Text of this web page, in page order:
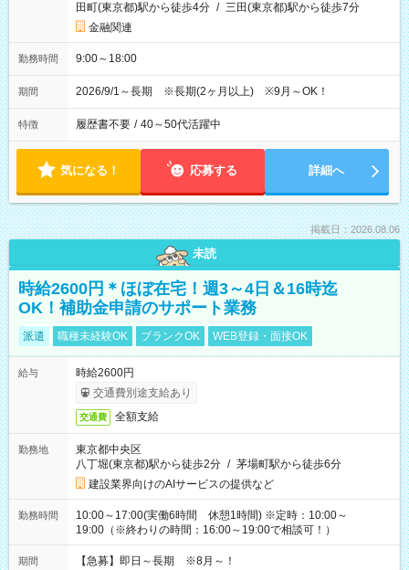
田町(東京都)駅から徒歩4分 / 三田(東京都)駅から徒歩7分
金融関連
勤務時間 9:00～18:00
期間 2026/9/1～長期 ※長期(2ヶ月以上) ※9月～OK！
特徴 履歴書不要 / 40～50代活躍中
気になる！ 応募する 詳細へ
掲載日：2026.08.06
未読
時給2600円＊ほぼ在宅！週3～4日＆16時迄
OK！補助金申請のサポート業務
派遣 職種未経験OK ブランクOK WEB登録・面接OK
給与
時給2600円
交通費別途支給あり
交通費 全額支給
勤務地
東京都中央区
八丁堀(東京都)駅から徒歩2分 / 茅場町駅から徒歩6分
建設業界向けのAIサービスの提供など
勤務時間
10:00～17:00(実働6時間 休憩1時間) ※定時：10:00～
19:00（※終わりの時間：16:00～19:00で相談可！）
期間 【急募】即日～長期 ※8月～！